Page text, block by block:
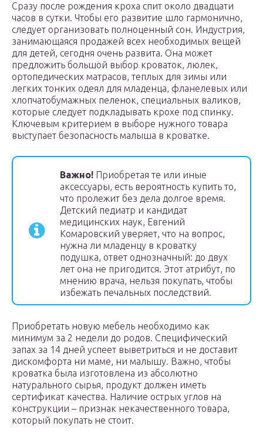
Сразу после рождения кроха спит около двадцати
часов в сутки. Чтобы его развитие шло гармонично,
следует организовать полноценный сон. Индустрия,
занимающаяся продажей всех необходимых вещей
для детей, сегодня очень развита. Она может
предложить большой выбор кроваток, люлек,
ортопедических матрасов, теплых для зимы или
легких тонких одеял для младенца, фланелевых или
хлопчатобумажных пеленок, специальных валиков,
которые следует подкладывать крохе под спинку.
Ключевым критерием в выборе нужного товара
выступает безопасность малыша в кроватке.
Важно! Приобретая те или иные
аксессуары, есть вероятность купить то,
что пролежит без дела долгое время.
Детский педиатр и кандидат
медицинских наук, Евгений
Комаровский уверяет, что на вопрос,
нужна ли младенцу в кроватку
подушка, ответ однозначный: до двух
лет она не пригодится. Этот атрибут, по
мнению врача, нельзя покупать, чтобы
избежать печальных последствий.
Приобретать новую мебель необходимо как
минимум за 2 недели до родов. Специфический
запах за 14 дней успеет выветриться и не доставит
дискомфорта ни маме, ни малышу. Важно, чтобы
кроватка была изготовлена из абсолютно
натурального сырья, продукт должен иметь
сертификат качества. Наличие острых углов на
конструкции – признак некачественного товара,
который покупать не стоит.